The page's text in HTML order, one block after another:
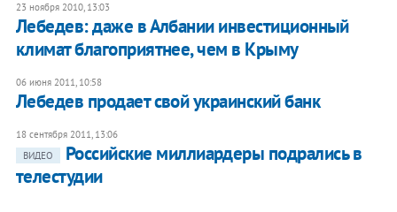
23 ноября 2010, 13:03
Лебедев: даже в Албании инвестиционный
климат благоприятнее, чем в Крыму
06 июня 2011, 10:58
​Лебедев продает свой украинский банк
18 сентября 2011, 13:06
ВИДЕО
Российские миллиардеры подрались в
телестудии